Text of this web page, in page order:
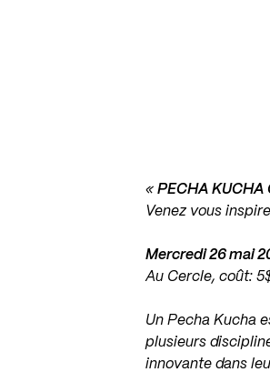
«PECHA KUCHA
Venez vous
Mercredi 26 mai
Au Cercle, coût:
Un Pecha Kucha
plusieurs
innovante dans